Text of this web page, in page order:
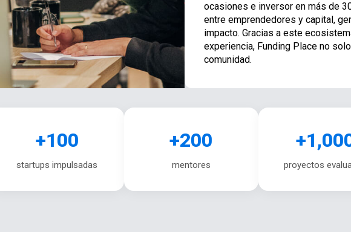
ocasiones e inversor en más de
entre emprendedores y capital,
impacto. Gracias a este
experiencia, Funding Place no
comunidad.
+100
startups impulsadas
+200
mentores proyectos